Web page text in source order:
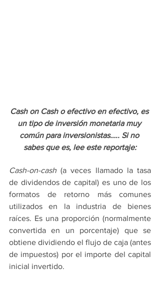
Cash on Cash o efectivo en efectivo, es
un tipo de inversión monetaria muy
común para inversionistas….. Si no
sabes que es, lee este reportaje:
Cash-on-cash (a veces llamado la tasa
de dividendos de capital) es uno de los
formatos de retorno más comunes
utilizados en la industria de bienes
raíces. Es una proporción (normalmente
convertida en un porcentaje) que se
obtiene dividiendo el flujo de caja (antes
de impuestos) por el importe del capital
inicial invertido.